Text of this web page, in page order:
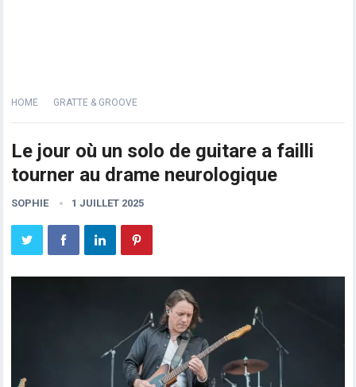
HOME GRATTE & GROOVE
Le jour où un solo de guitare a failli
tourner au drame neurologique
SOPHIE 1 JUILLET 2025